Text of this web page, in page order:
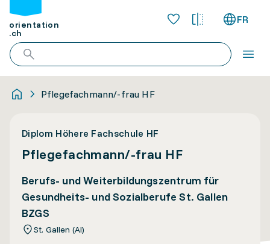
orientation
.ch
FR
Pflegefachmann/-frau HF
Diplom Höhere Fachschule HF
Pflegefachmann/-frau HF
Berufs- und Weiterbildungszentrum für
Gesundheits- und Sozialberufe St. Gallen
BZGS
St. Gallen (AI)